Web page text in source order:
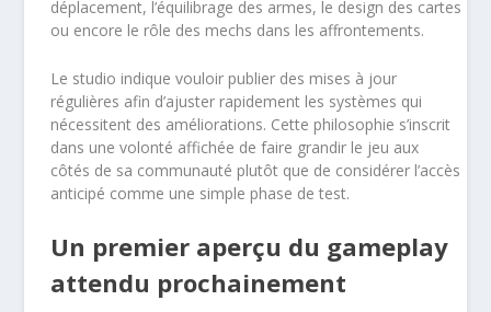
déplacement, l’équilibrage des armes, le design des cartes
ou encore le rôle des mechs dans les affrontements.
Le studio indique vouloir publier des mises à jour
régulières afin d’ajuster rapidement les systèmes qui
nécessitent des améliorations. Cette philosophie s’inscrit
dans une volonté affichée de faire grandir le jeu aux
côtés de sa communauté plutôt que de considérer l’accès
anticipé comme une simple phase de test.
Un premier aperçu du gameplay
attendu prochainement